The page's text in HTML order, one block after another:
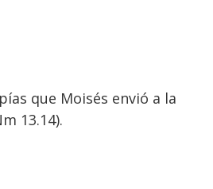
que Moisés envió a la
13.14).